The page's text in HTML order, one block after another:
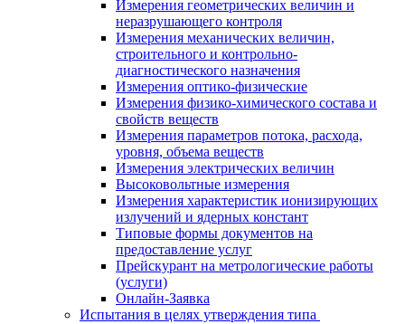
Измерения геометрических величин и
неразрушающего контроля
Измерения механических величин,
строительного и контрольно-
диагностического назначения
Измерения оптико-физические
Измерения физико-химического состава и
свойств веществ
Измерения параметров потока, расхода,
уровня, объема веществ
Измерения электрических величин
Высоковольтные измерения
Измерения характеристик ионизирующих
излучений и ядерных констант
Типовые формы документов на
предоставление услуг
Прейскурант на метрологические работы
(услуги)
Онлайн-Заявка
Испытания в целях утверждения типа